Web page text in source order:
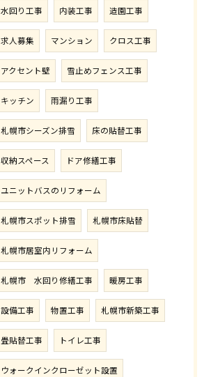
水回り工事 内装工事 造園工事
求人募集 マンション クロス工事
アクセント壁 雪止めフェンス工事
キッチン 雨漏り工事
札幌市シーズン排雪 床の貼替工事
収納スペース ドア修繕工事
ユニットバスのリフォーム
札幌市スポット排雪 札幌市床貼替
札幌市居室内リフォーム
札幌市 水回り修繕工事 暖房工事
設備工事 物置工事 札幌市新築工事
畳貼替工事 トイレ工事
ウォークインクローゼット設置